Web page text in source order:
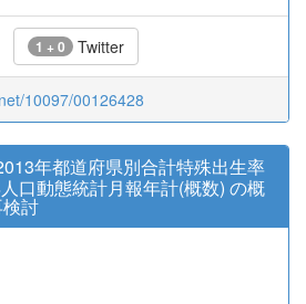
1 + 0 Twitter
10097/00126428
年都道府県別合計特殊出生率
口動態統計月報年計(概数) の概
討